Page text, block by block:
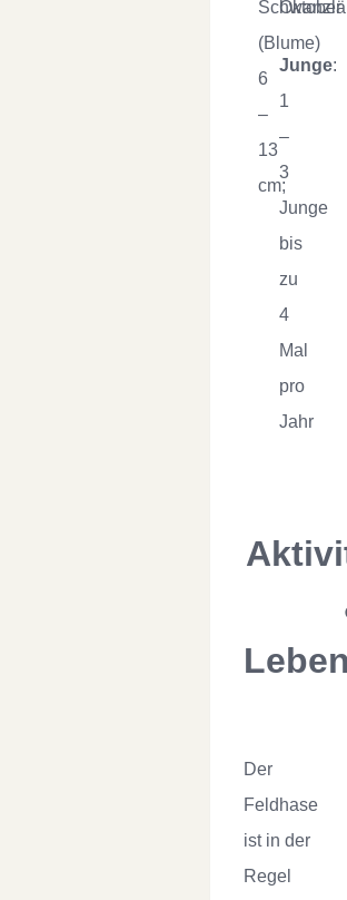
(Blume)
6
–
13
cm;
Oktober
Junge:
1
–
3
Junge
bis
zu
4
Mal
pro
Jahr
Der
Feldhase
ist in der
Regel